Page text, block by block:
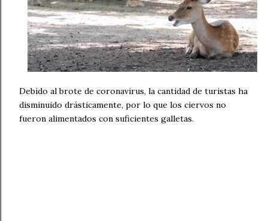
Debido al brote de coronavirus, la cantidad de turistas ha
disminuido drásticamente, por lo que los ciervos no
fueron alimentados con suficientes galletas.